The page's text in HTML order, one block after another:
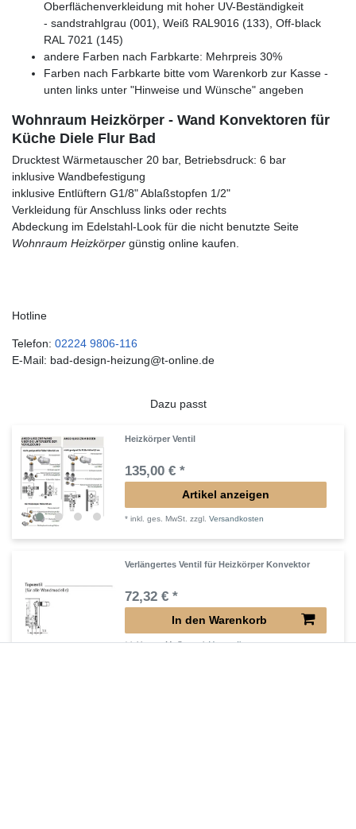
Oberflächenverkleidung mit hoher UV-Beständigkeit
- sandstrahlgrau (001), Weiß RAL9016 (133), Off-black
RAL 7021 (145)
andere Farben nach Farbkarte: Mehrpreis 30%
Farben nach Farbkarte bitte vom Warenkorb zur Kasse -
unten links unter "Hinweise und Wünsche" angeben
Wohnraum Heizkörper - Wand Konvektoren für
Küche Diele Flur Bad
Drucktest Wärmetauscher 20 bar, Betriebsdruck: 6 bar
inklusive Wandbefestigung
inklusive Entlüftern G1/8" Ablaßstopfen 1/2"
Verkleidung für Anschluss links oder rechts
Abdeckung im Edelstahl-Look für die nicht benutzte Seite
Wohnraum Heizkörper günstig online kaufen.
Hotline
Telefon: 02224 9806-116
E-Mail: bad-design-heizung@t-online.de
Dazu passt
Heizkörper Ventil
135,00 € *
Artikel anzeigen
*inkl. ges. MwSt. zzgl.Versandkosten
Verlängertes Ventil für Heizkörper Konvektor
72,32 € *
In den Warenkorb
*inkl. ges. MwSt.zzgl.Versandkosten